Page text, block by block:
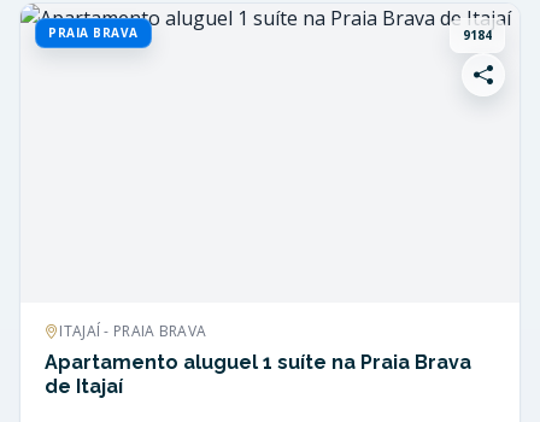
PRAIA BRAVA 9184
ITAJAÍ - PRAIA BRAVA
Apartamento aluguel 1 suíte na Praia Brava
de Itajaí